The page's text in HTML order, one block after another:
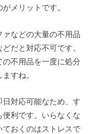
メリットです。
などの大量の不用品
だと対応不可です。
不用品を一度に処分
すね。
日対応可能なため、す
便利です。いらなくな
ておくのはストレスで